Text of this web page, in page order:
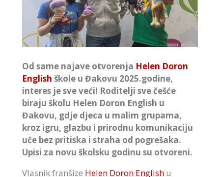
Od same najave otvorenja Helen Doron
English škole u Đakovu 2025.godine,
interes je sve veći! Roditelji sve češće
biraju školu Helen Doron English u
Đakovu, gdje djeca u malim grupama,
kroz igru, glazbu i prirodnu komunikaciju
uče bez pritiska i straha od pogrešaka.
Upisi za novu školsku godinu su otvoreni.
Vlasnik franšize Helen Doron Englishu